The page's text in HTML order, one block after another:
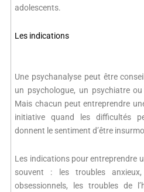
adolescents.
Les indications
Une psychanalyse peut être
un psychologue, un psychiatre
Mais chacun peut entreprendre
initiative quand les difficultés
donnent le sentiment d’être
Les indications pour entreprendre
souvent : les troubles
obsessionnels, les troubles de